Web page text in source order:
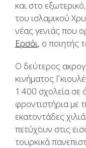
και στο
του ισλαμικού
νέας γενιάς που
Ερσόι, ο ποιητής
Ο δεύτερος
κινήματος
1.400 σχολεία σε
φροντιστήρια με
εκατοντάδες
πετύχουν στις
τουρκικά